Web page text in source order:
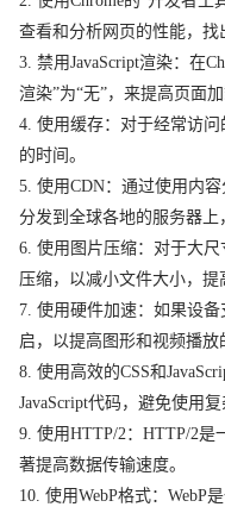
查看和分析网页的性能，找
3. 禁用JavaScript渲染：在
渲染”为“无”，来提高页面加
4. 使用缓存：对于经常访
的时间。
5. 使用CDN：通过使用内
分发到全球各地的服务器上
6. 使用图片压缩：对于大
压缩，以减小文件大小，提
7. 使用硬件加速：如果设
启，以提高图形和视频播放
8. 使用高效的CSS和
JavaScript代码，避免使用复
9. 使用HTTP/2：HTTP/2是
著提高数据传输速度。
10. 使用WebP格式：WebP